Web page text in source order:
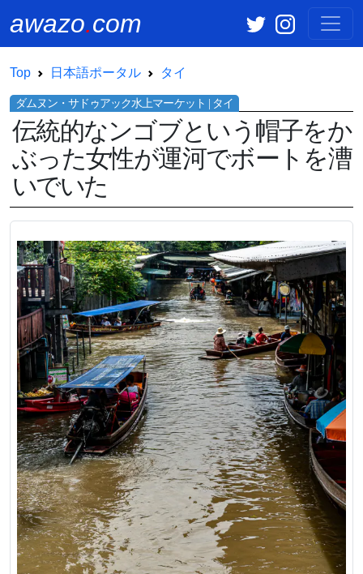
awazo.com
Top 日本語ポータル タイ
伝統的なンゴブという帽子をか
ぶった女性が運河でボートを漕
いでいた